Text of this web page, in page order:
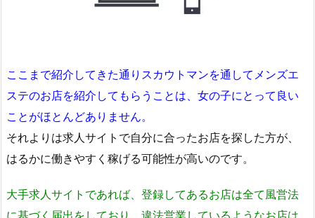
ここまで紹介してきた通りスカウトマンを通してメンズエ
ステのお店を紹介してもらうことは、女の子にとって良い
ことがほとんどありません。
それよりは求人サイトで自分に合ったお店を探した方が、
はるかに働きやすく稼げる可能性が高いのです。
大手求人サイトであれば、登録してあるお店は全て風営法
に基づく届出をしており、違法営業しているようなお店は